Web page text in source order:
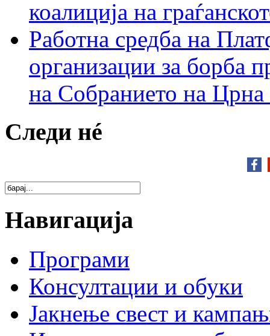
коалиција на
Работна средба на
организации за борба
на Собранието на Црна
Следи нé
Навигација
Програми
Консултации и обуки
Јакнење свест и